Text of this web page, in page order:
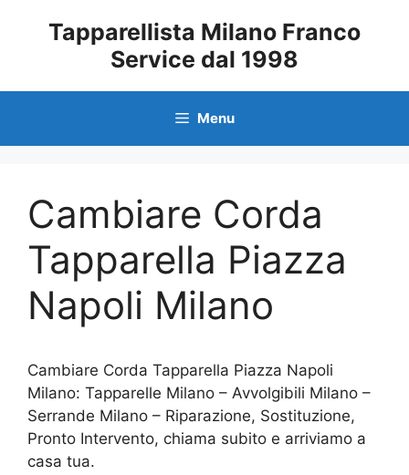
Tapparellista Milano Franco
Service dal 1998
Menu
Cambiare Corda
Tapparella Piazza
Napoli Milano
Cambiare Corda Tapparella Piazza Napoli
Milano: Tapparelle Milano – Avvolgibili Milano –
Serrande Milano – Riparazione, Sostituzione,
Pronto Intervento, chiama subito e arriviamo a
casa tua.